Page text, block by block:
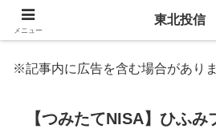
※記事内に広告を含む場合があり
【つみたてNISA】ひふ
メニュー
東北投信